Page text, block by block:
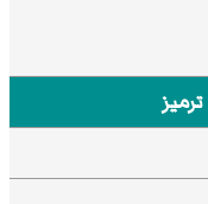
ترميز